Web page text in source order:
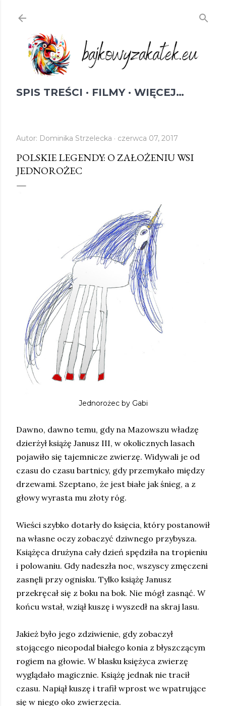
SPIS TREŚCI FILMY WIĘCEJ…
Autor: Dominika Strzelecka czerwca 07, 2017
POLSKIE LEGENDY: O ZAŁOŻENIU WSI
JEDNOROŻEC
Jednorożec by Gabi
Dawno, dawno temu, gdy na Mazowszu władzę
dzierżył książę Janusz III, w okolicznych lasach
pojawiło się tajemnicze zwierzę. Widywali je od
czasu do czasu bartnicy, gdy przemykało między
drzewami. Szeptano, że jest białe jak śnieg, a z
głowy wyrasta mu złoty róg.
Wieści szybko dotarły do księcia, który postanowił
na własne oczy zobaczyć dziwnego przybysza.
Książęca drużyna cały dzień spędziła na tropieniu
i polowaniu. Gdy nadeszła noc, wszyscy zmęczeni
zasnęli przy ognisku. Tylko książę Janusz
przekręcał się z boku na bok. Nie mógł zasnąć. W
końcu wstał, wziął kuszę i wyszedł na skraj lasu.
Jakież było jego zdziwienie, gdy zobaczył
stojącego nieopodal białego konia z błyszczącym
rogiem na głowie. W blasku księżyca zwierzę
wyglądało magicznie. Książę jednak nie tracił
czasu. Napiął kuszę i trafił wprost we wpatrujące
się w niego oko zwierzęcia.